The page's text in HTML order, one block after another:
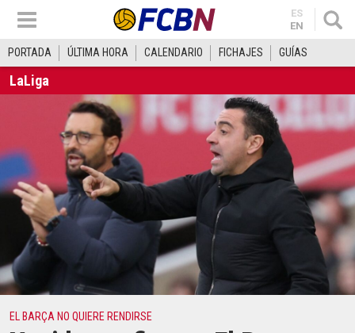
ES
EN
PORTADA ÚLTIMA HORA CALENDARIO FICHAJES GUÍAS
LaLiga
EL BARÇA NO QUIERE RENDIRSE